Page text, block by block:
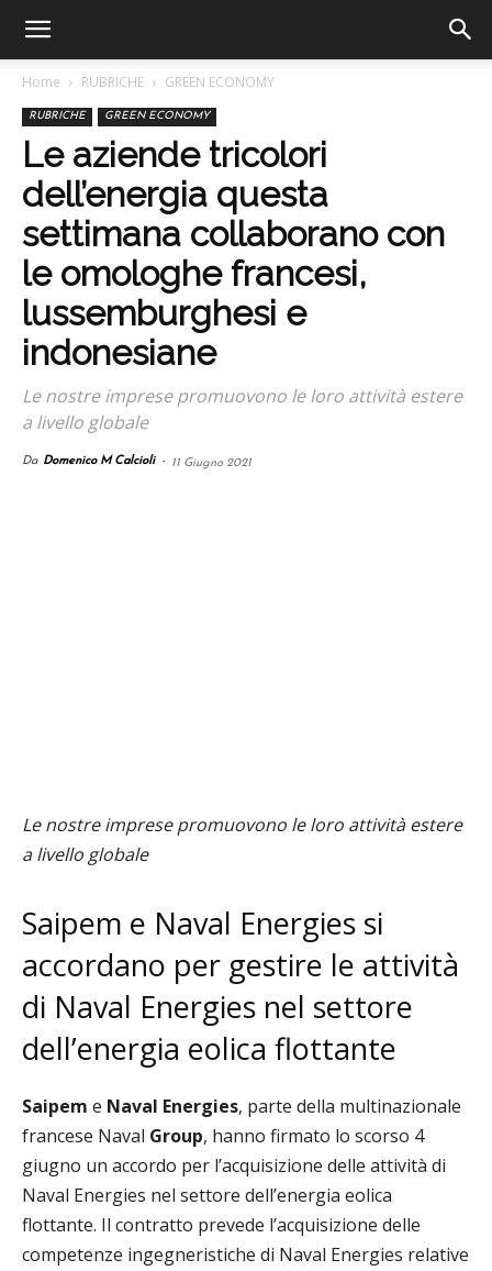
Home RUBRICHE GREEN ECONOMY
RUBRICHE GREEN ECONOMY
Le aziende tricolori
dell’energia questa
settimana collaborano con
le omologhe francesi,
lussemburghesi e
indonesiane
Le nostre imprese promuovono le loro attività estere
a livello globale
Da Domenico M Calcioli - 11 Giugno 2021
Le nostre imprese promuovono le loro attività estere
a livello globale
Saipem e Naval Energies si
accordano per gestire le attività
di Naval Energies nel settore
dell’energia eolica flottante
Saipem e Naval Energies, parte della multinazionale
francese Naval Group, hanno firmato lo scorso 4
giugno un accordo per l’acquisizione delle attività di
Naval Energies nel settore dell’energia eolica
flottante. Il contratto prevede l’acquisizione delle
competenze ingegneristiche di Naval Energies relative